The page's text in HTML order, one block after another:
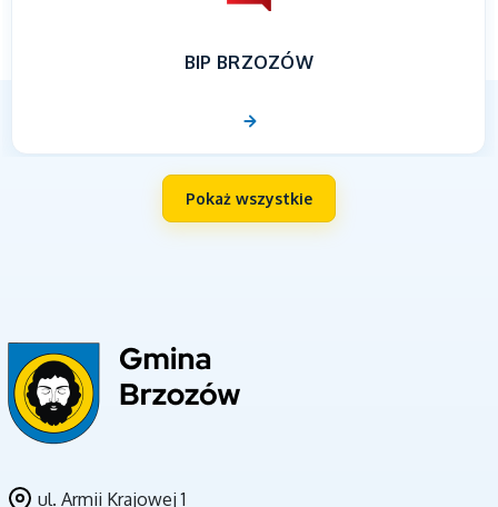
BIP BRZOZÓW
Pokaż wszystkie
ul. Armii Krajowej 1